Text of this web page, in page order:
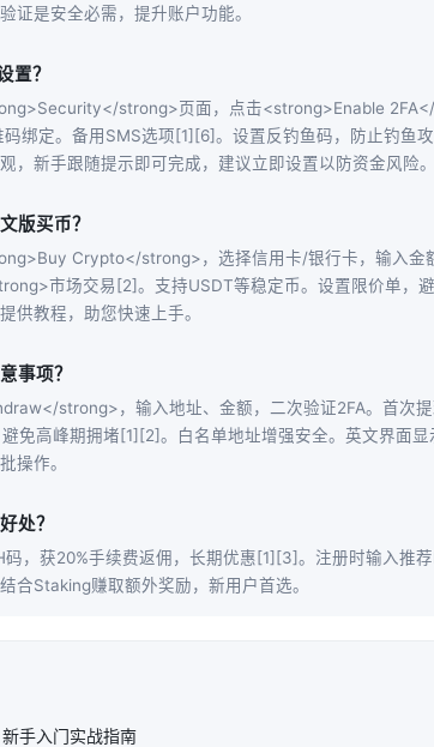
证是安全必需，提升账户功能。
置？
strong>页面，点击<strong>Enable
绑定。备用SMS选项[1][6]。设置反钓鱼码，防止钓鱼
，新手跟随提示即可完成，建议立即设置以防资金风险。
版买币？
Crypto</strong>，选择信用卡/银行卡，输入金
市场交易[2]。支持USDT等稳定币。设置限价单，
供教程，助您快速上手。
事项？
strong>，输入地址、金额，二次验证2FA。首次
免高峰期拥堵[1][2]。白名单地址增强安全。英文界面
操作。
处？
码，获20%手续费返佣，长期优惠[1][3]。注册时输入推
合Staking赚取额外奖励，新用户首选。
手入门实战指南